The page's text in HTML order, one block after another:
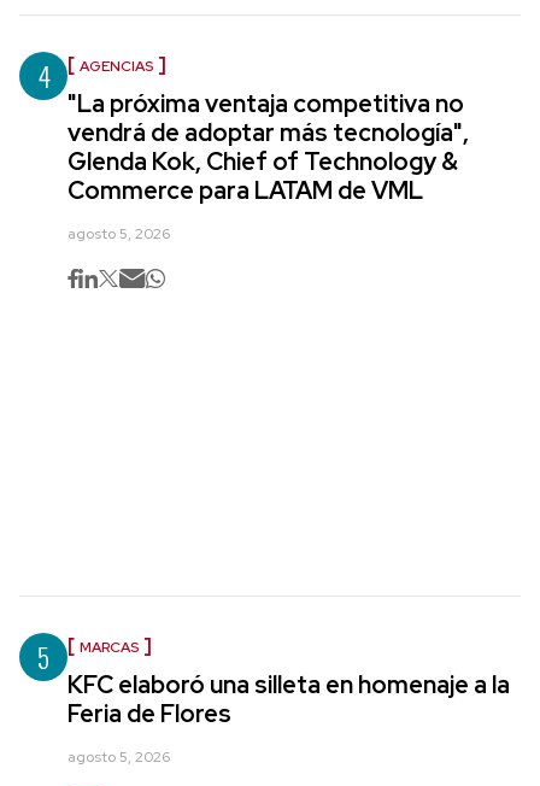
4 AGENCIAS
"La próxima ventaja competitiva no
vendrá de adoptar más tecnología",
Glenda Kok, Chief of Technology &
Commerce para LATAM de VML
agosto 5, 2026
5 MARCAS
KFC elaboró una silleta en homenaje a la
Feria de Flores
agosto 5, 2026